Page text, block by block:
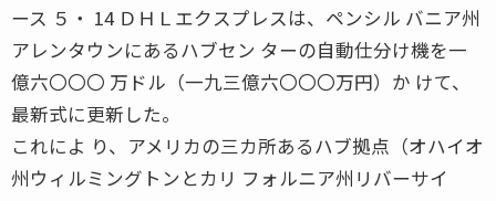
ース ５・ 14 ＤＨＬエクスプレスは、ペンシル バニア州
アレンタウンにあるハブセン ターの自動仕分け機を一
億六〇〇〇 万ドル（一九三億六〇〇〇万円）か けて、
最新式に更新した。
これによ り、アメリカの三カ所あるハブ拠点（オハイオ
州ウィルミングトンとカリ フォルニア州リバーサイ